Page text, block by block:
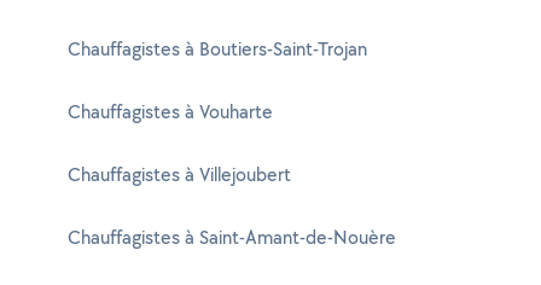
Chauffagistes à Boutiers-Saint-Trojan
Chauffagistes à Vouharte
Chauffagistes à Villejoubert
Chauffagistes à Saint-Amant-de-Nouère